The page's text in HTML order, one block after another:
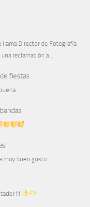
llama Director de Fotografía
reclamación a…
fiestas
muy buen gusto
!!!